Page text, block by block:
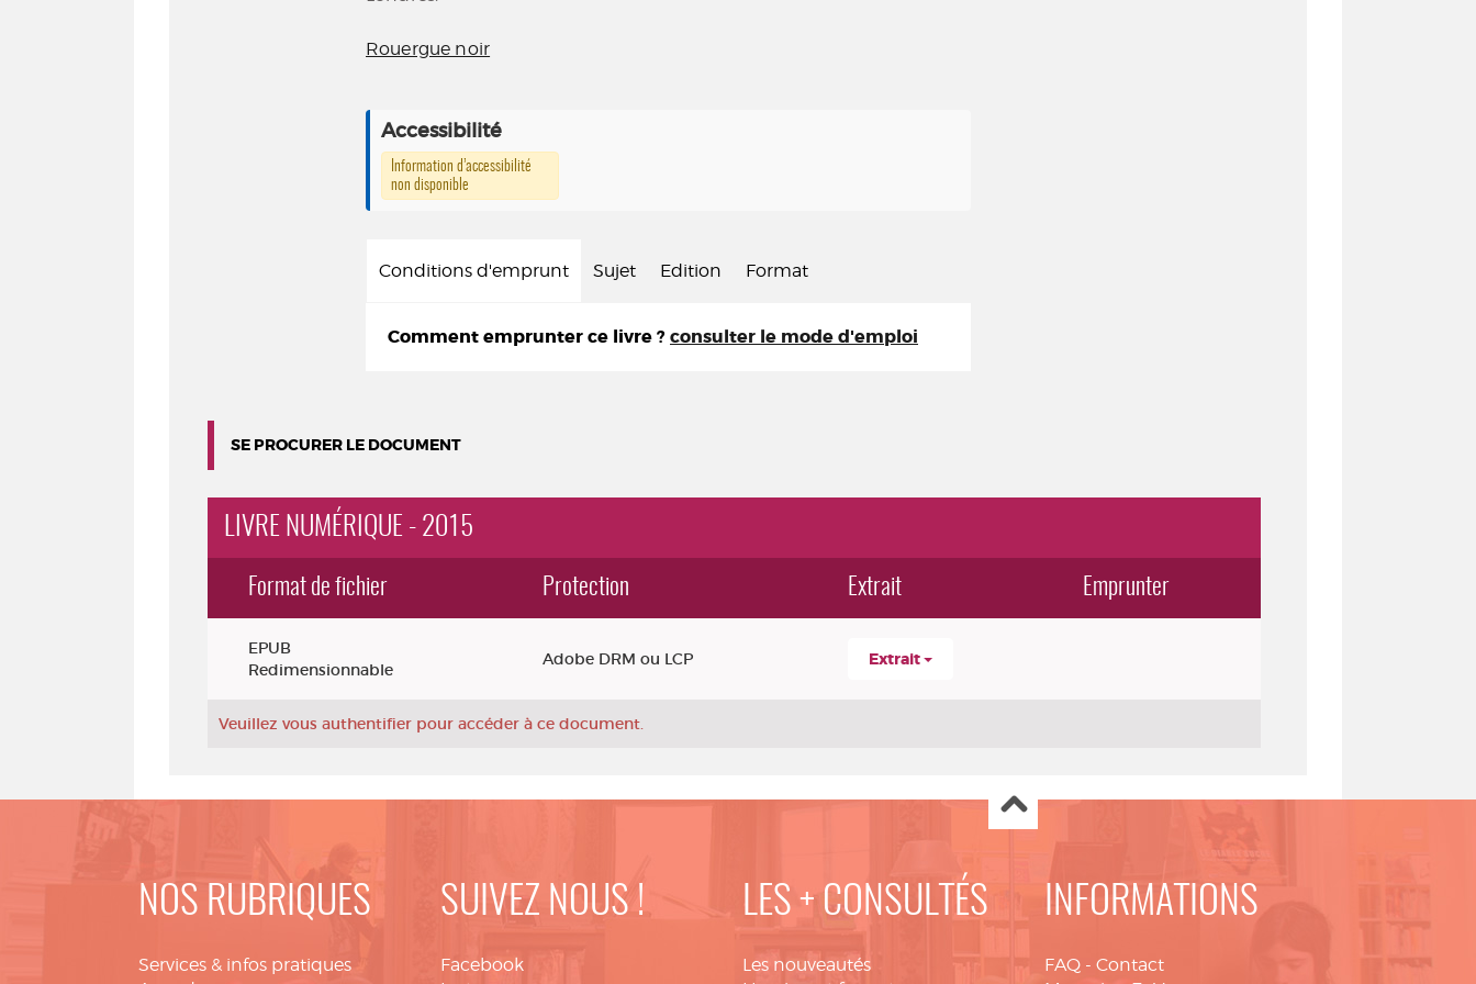
Rouergue noir
Accessibilité
Information d’accessibilité
non disponible
Conditions d'emprunt Sujet Edition Format
Comment emprunter ce livre ? consulter le mode d'emploi
SE PROCURER LE DOCUMENT
LIVRE NUMÉRIQUE - 2015
Format de fichier Protection Extrait Emprunter
EPUB
Redimensionnable
Adobe DRM ou LCP Extrait
Veuillez vous authentifier pour accéder à ce document.
NOS RUBRIQUES
Services & infos pratiques
SUIVEZ NOUS !
Facebook
LES + CONSULTÉS
Les nouveautés
INFORMATIONS
FAQ - Contact